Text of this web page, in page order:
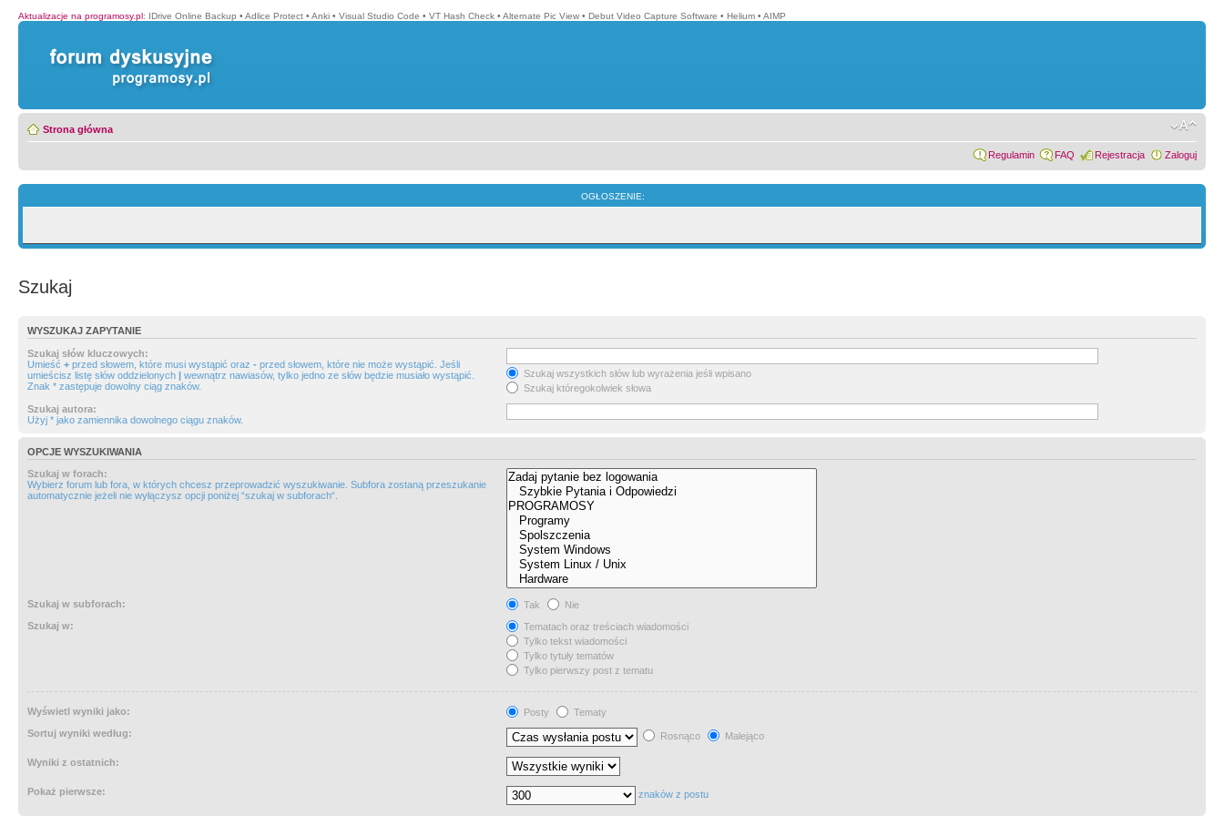
Aktualizacje na programosy.pl: IDrive Online Backup • Adlice Protect • Anki • Visual Studio Code • VT Hash Check • Alternate Pic View • Debut Video Capture Software • Helium • AIMP
Strona główna
Regulamin FAQ Rejestracja Zaloguj
OGŁOSZENIE:
Szukaj
WYSZUKAJ ZAPYTANIE
Szukaj słów kluczowych:
Umieść + przed słowem, które musi wystąpić oraz - przed słowem, które nie może wystąpić. Jeśli
umieścisz listę słów oddzielonych | wewnątrz nawiasów, tylko jedno ze słów będzie musiało wystąpić.
Znak * zastępuje dowolny ciąg znaków.
Szukaj wszystkich słów lub wyrażenia jeśli wpisano
Szukaj któregokolwiek słowa
Szukaj autora:
Użyj * jako zamiennika dowolnego ciągu znaków.
OPCJE WYSZUKIWANIA
Szukaj w forach:
Wybierz forum lub fora, w których chcesz przeprowadzić wyszukiwanie. Subfora zostaną przeszukanie
automatycznie jeżeli nie wyłączysz opcji poniżej “szukaj w subforach“.
Szukaj w subforach: Tak
Nie
Szukaj w:
Tematach oraz treściach wiadomości
Tylko tekst wiadomości
Tylko tytuły tematów
Tylko pierwszy post z tematu
Wyświetl wyniki jako: Posty
Tematy
Sortuj wyniki według:
Rosnąco Malejąco
Wyniki z ostatnich:
Pokaż pierwsze: znaków z postu